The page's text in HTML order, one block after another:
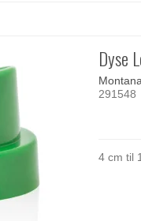
Dyse
291548
4 cm til